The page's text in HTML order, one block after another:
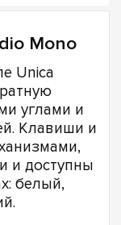
Mono
Unica
углами и
Клавиши и
и доступны
белый,